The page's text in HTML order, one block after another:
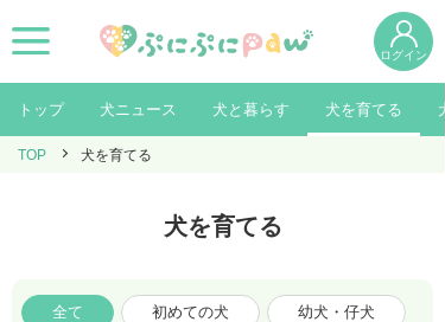
ログイン
トップ 犬ニュース 犬と暮らす 犬を育てる
TOP 犬を育てる
犬を育てる
全て 初めての犬 幼犬・仔犬